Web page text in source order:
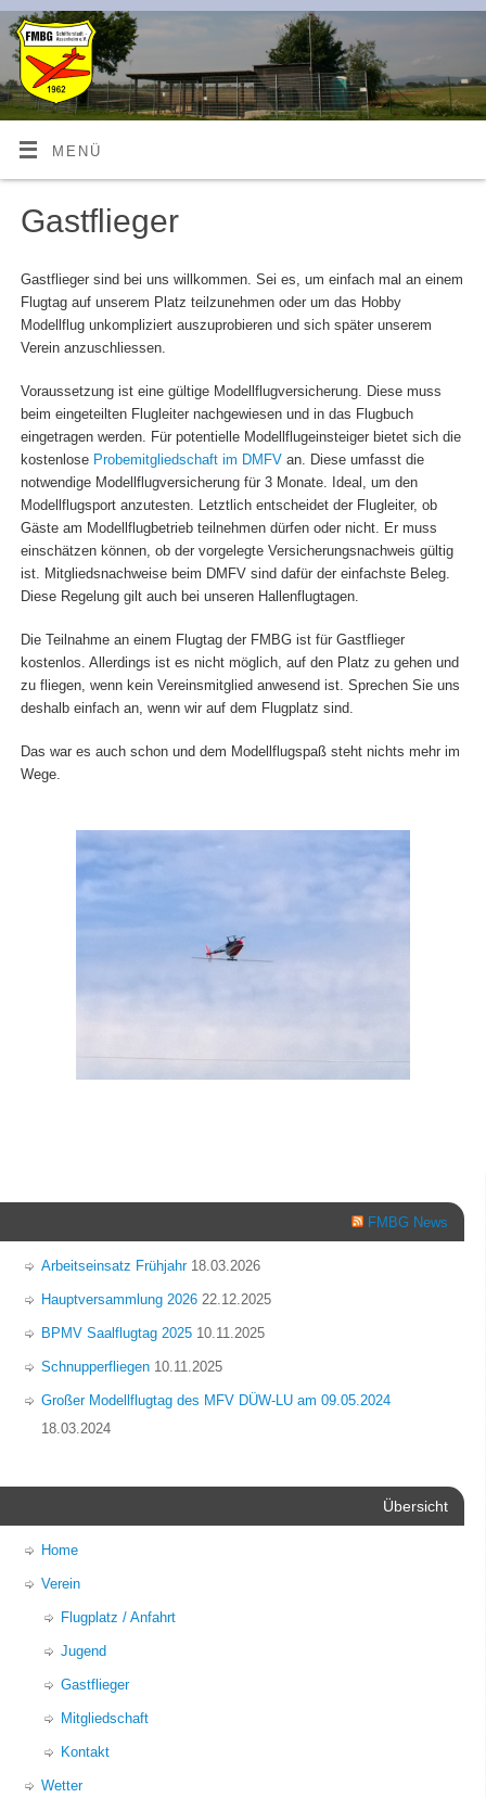
MENÜ
Gastflieger
Gastflieger sind bei uns willkommen. Sei es, um einfach mal an einem
Flugtag auf unserem Platz teilzunehmen oder um das Hobby
Modellflug unkompliziert auszuprobieren und sich später unserem
Verein anzuschliessen.
Voraussetzung ist eine gültige Modellflugversicherung. Diese muss
beim eingeteilten Flugleiter nachgewiesen und in das Flugbuch
eingetragen werden. Für potentielle Modellflugeinsteiger bietet sich die
kostenlose Probemitgliedschaft im DMFV an. Diese umfasst die
notwendige Modellflugversicherung für 3 Monate. Ideal, um den
Modellflugsport anzutesten. Letztlich entscheidet der Flugleiter, ob
Gäste am Modellflugbetrieb teilnehmen dürfen oder nicht. Er muss
einschätzen können, ob der vorgelegte Versicherungsnachweis gültig
ist. Mitgliedsnachweise beim DMFV sind dafür der einfachste Beleg.
Diese Regelung gilt auch bei unseren Hallenflugtagen.
Die Teilnahme an einem Flugtag der FMBG ist für Gastflieger
kostenlos. Allerdings ist es nicht möglich, auf den Platz zu gehen und
zu fliegen, wenn kein Vereinsmitglied anwesend ist. Sprechen Sie uns
deshalb einfach an, wenn wir auf dem Flugplatz sind.
Das war es auch schon und dem Modellflugspaß steht nichts mehr im
Wege.
FMBG News
Arbeitseinsatz Frühjahr 18.03.2026
Hauptversammlung 2026 22.12.2025
BPMV Saalflugtag 2025 10.11.2025
Schnupperfliegen 10.11.2025
Großer Modellflugtag des MFV DÜW-LU am 09.05.2024
18.03.2024
Übersicht
Home
Verein
Flugplatz / Anfahrt
Jugend
Gastflieger
Mitgliedschaft
Kontakt
Wetter